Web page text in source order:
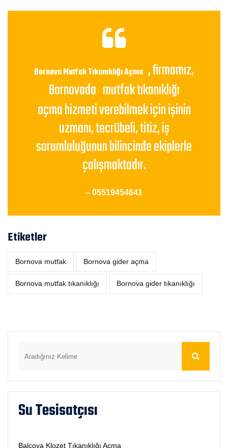
Bornova Mutfak Tıkanıklığı Açma , firmamız,
Bornovada mutfak tıkanıklığı
açma hizmeti verebilmek için işinin
uzmanı, tecrübeli, titiz, iş
sorumluluğunun bilincinde ekiplerle
çalışmaktadır.
– 05519454641
Etiketler
Bornova mutfak Bornova gider açma
Bornova mutfak tıkanıklığı Bornova gider tıkanıklığı
Su Tesisatçısı
Balçova Klozet Tıkanıklığı Açma